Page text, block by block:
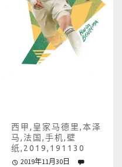
西甲,皇家马德里,本泽
马,法国,手机,壁
纸,2019,191130
2019年11月30日